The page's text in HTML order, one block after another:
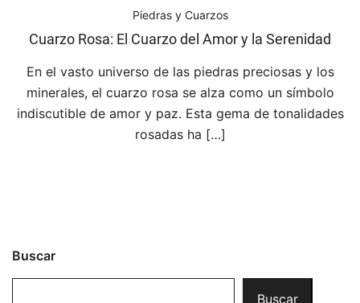
Piedras y Cuarzos
Cuarzo Rosa: El Cuarzo del Amor y la Serenidad
En el vasto universo de las piedras preciosas y los
minerales, el cuarzo rosa se alza como un símbolo
indiscutible de amor y paz. Esta gema de tonalidades
rosadas ha […]
Buscar
Buscar